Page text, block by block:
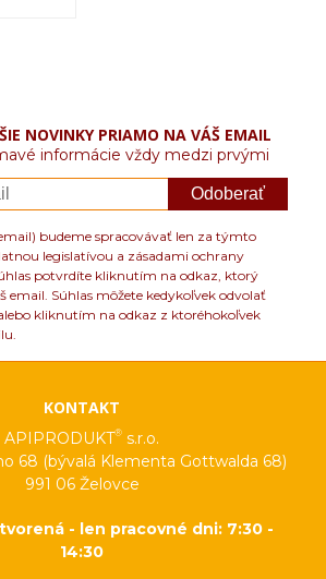
NOVINKY PRIAMO NA VÁŠ EMAIL
informácie vždy medzi prvými
Odoberať
budeme spracovávať len za týmto
legislatívou a zásadami ochrany
potvrdíte kliknutím na odkaz, ktorý
email. Súhlas môžete kedykoľvek odvolať
kliknutím na odkaz z ktoréhokoľvek
KONTAKT
APIPRODUKT® s.r.o.
68 (bývalá Klementa Gottwalda 68)
991 06 Želovce
- len pracovné dni: 7:30 -
14:30